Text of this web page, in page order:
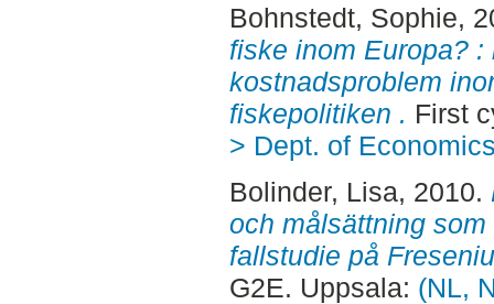
Bohnstedt, Sophie,
fiske inom Europa?
kostnadsproblem
fiskepolitiken . First
> Dept. of
Bolinder, Lisa, 2010.
och målsättning
fallstudie på
G2E. Uppsala: (NL,